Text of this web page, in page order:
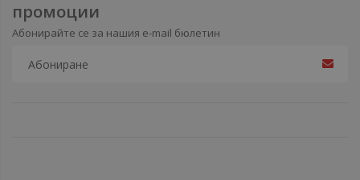
промоции
Абонирайте се за нашия e-mail бюлетин